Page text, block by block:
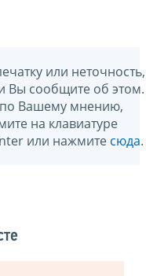
или неточность,
Вы сообщите об этом.
по Вашему мнению,
на клавиатуре
или нажмите сюда.